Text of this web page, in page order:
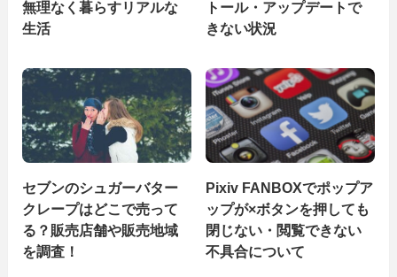
無理なく暮らすリアルな
生活
トール・アップデートで
きない状況
セブンのシュガーバター
クレープはどこで売って
る？販売店舗や販売地域
を調査！
Pixiv FANBOXでポップア
ップが×ボタンを押しても
閉じない・閲覧できない
不具合について